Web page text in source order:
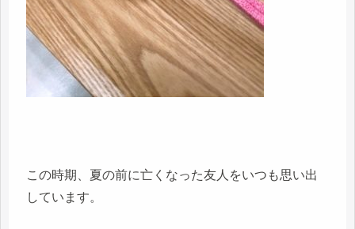
この時期、夏の前に亡くなった友人をいつも思い出
しています。